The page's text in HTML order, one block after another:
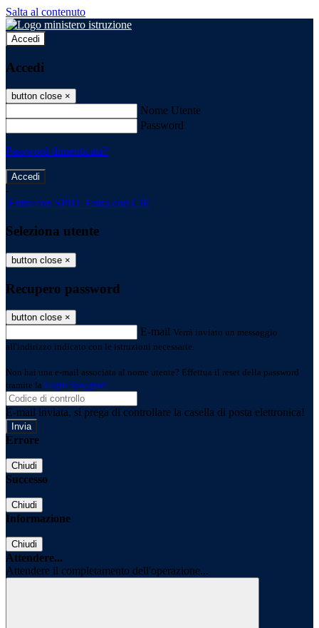
Salta al contenuto
Accedi
Accedi
button close ×
Nome Utente
Password
Password dimenticata?
-
Entra con SPID Entra con CIE
Seleziona utente
button close ×
Recupero password
button close ×
E-mail Verrà inviato un messaggio
all'indirizzo indicato con le istruzioni necessarie.
Non hai una e-mail associata al nome utente? Effettua il reset della password
tramite la Login Spaggiari
E-mail inviata, si prega di controllare la casella di posta elettronica!
Errore
Chiudi
Successo
Chiudi
Informazione
Chiudi
Attendere...
Attendere il completamento dell'operazione...